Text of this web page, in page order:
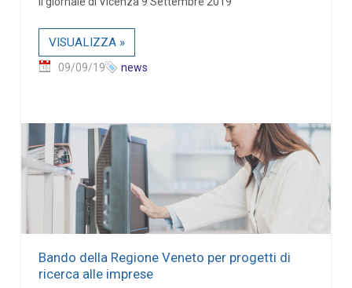
VISUALIZZA »
09/09/19 news
Bando della Regione Veneto per progetti di
ricerca alle imprese